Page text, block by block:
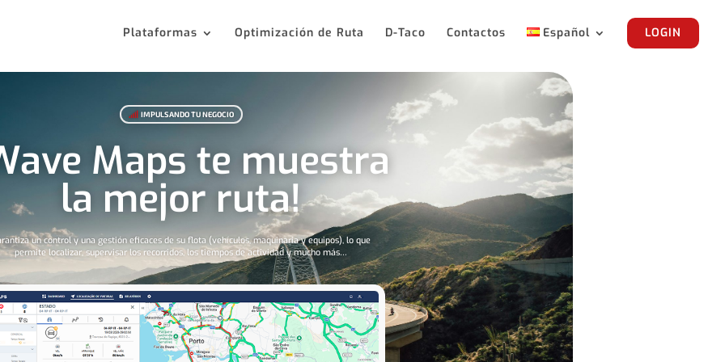
Plataformas Optimización de Ruta D-Taco Contactos Español LOGIN
 IMPULSANDO TU NEGOCIO
Maps te muestra
la mejor ruta!
un control y una gestión eficaces de su flota (vehículos, maquinaria y equipos), lo que
permite localizar, supervisar los recorridos, los tiempos de actividad y mucho más…